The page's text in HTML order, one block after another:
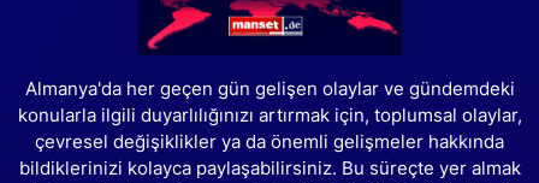
Almanya'da her geçen gün gelişen olaylar ve gündemdeki
konularla ilgili duyarlılığınızı artırmak için, toplumsal olaylar,
çevresel değişiklikler ya da önemli gelişmeler hakkında
bildiklerinizi kolayca paylaşabilirsiniz. Bu süreçte yer almak